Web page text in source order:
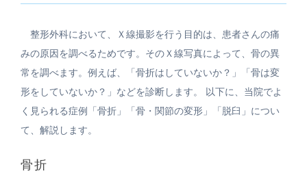
整形外科において、Ｘ線撮影を行う目的は、患者さんの痛
みの原因を調べるためです。そのＸ線写真によって、骨の異
常を調べます。例えば、「骨折はしていないか？」「骨は変
形をしていないか？」などを診断します。 以下に、当院でよ
く見られる症例「骨折」「骨・関節の変形」「脱臼」につい
て、解説します。
骨折